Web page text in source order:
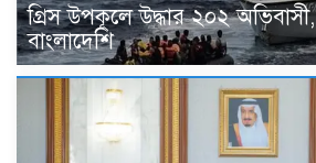
গ্রিস উপকূলে উদ্ধার ২০২
বাংলাদেশি